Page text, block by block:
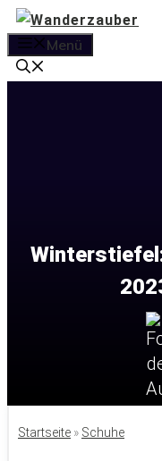
Zum
Inhalt
springen
Menü
Startseite » Schuhe